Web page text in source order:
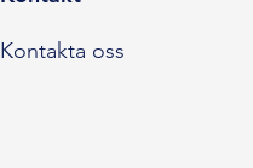
Kontakta oss